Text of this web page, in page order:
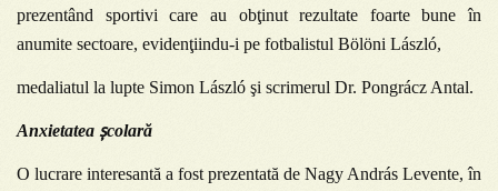
prezentând sportivi care au obţinut rezultate foarte bune în
anumite sectoare, evidenţiindu-i pe fotbalistul Bölöni László,
medaliatul la lupte Simon László şi scrimerul Dr. Pongrácz Antal.
Anxietatea școlară
O lucrare interesantă a fost prezentată de Nagy András Levente, în